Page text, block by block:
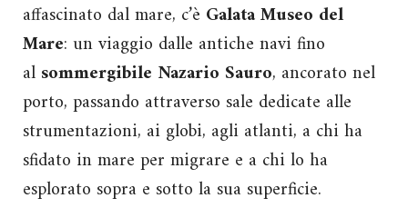
affascinato dal mare, c’è Galata Museo del
Mare: un viaggio dalle antiche navi fino
al sommergibile Nazario Sauro, ancorato nel
porto, passando attraverso sale dedicate alle
strumentazioni, ai globi, agli atlanti, a chi ha
sfidato in mare per migrare e a chi lo ha
esplorato sopra e sotto la sua superficie.